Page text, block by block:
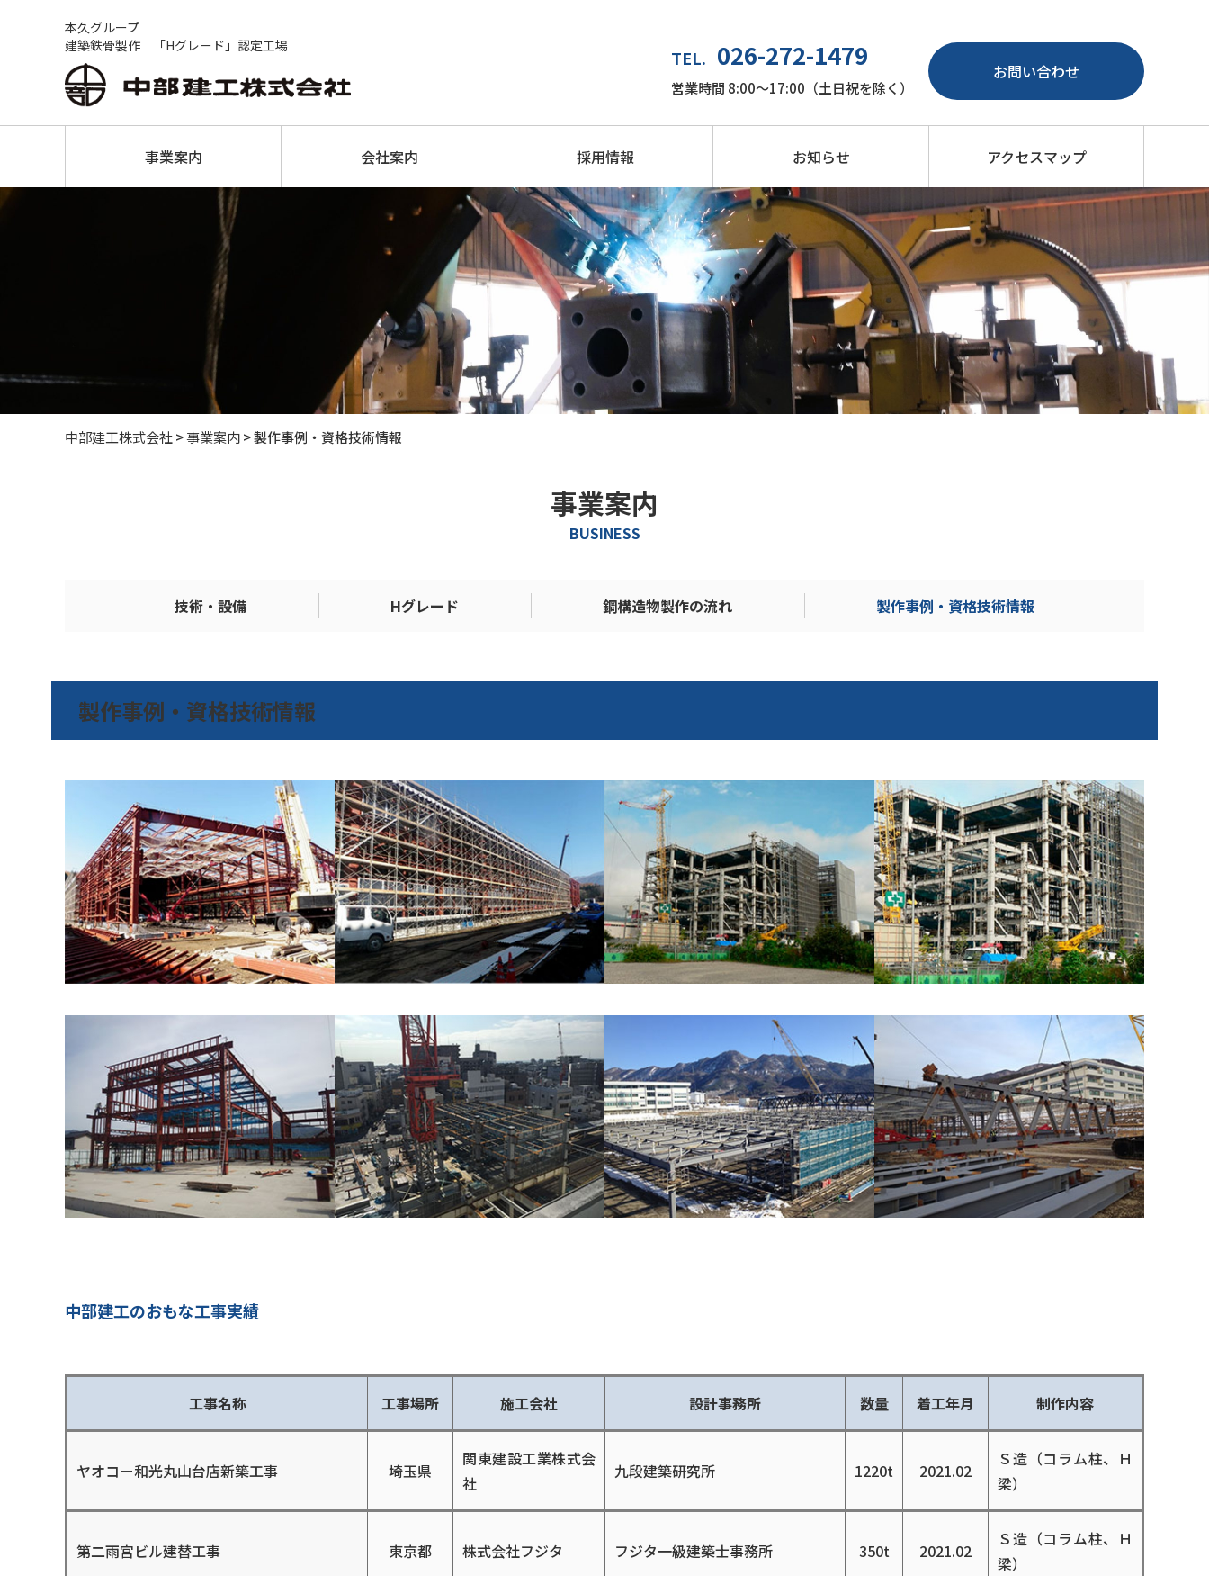
本久グループ
建築鉄骨製作 「Hグレード」認定工場
TEL. 026-272-1479
営業時間 8:00～17:00（土日祝を除く）
お問い合わせ
事業案内 会社案内 採用情報 お知らせ アクセスマップ
中部建工株式会社>事業案内>製作事例‧資格技術情報
事業案内
BUSINESS
技術・設備 Hグレード 鋼構造物製作の流れ 製作事例‧資格技術情報
製作事例‧資格技術情報
中部建⼯のおもな⼯事実績
⼯事名称 工事場所 施⼯会社 設計事務所 数量 着⼯年⽉ 制作内容
ヤオコー和光丸⼭台店新築⼯事 埼⽟県
関東建設⼯業株式会
社
九段建築研究所 1220t 2021.02
Ｓ造（コラム柱、Ｈ
梁）
第⼆⾬宮ビル建替⼯事 東京都 株式会社フジタ フジタ⼀級建築⼠事務所 350t 2021.02
Ｓ造（コラム柱、Ｈ
梁）